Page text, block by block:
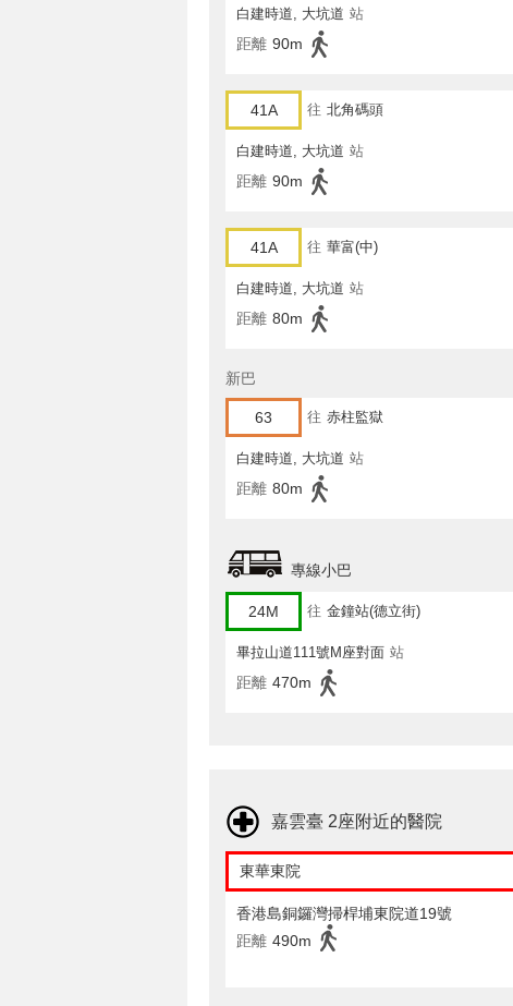
白建時道, 大坑道 站
距離 90m
41A 往 北角碼頭
白建時道, 大坑道 站
距離 90m
41A 往 華富(中)
白建時道, 大坑道 站
距離 80m
新巴
63 往 赤柱監獄
白建時道, 大坑道 站
距離 80m
專線小巴
24M 往 金鐘站(德立街)
畢拉山道111號M座對面 站
距離 470m
嘉雲臺 2座附近的醫院
東華東院
香港島銅鑼灣掃桿埔東院道19號
距離 490m